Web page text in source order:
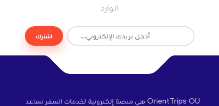
الوارد
اشترك
OrientTrips OÜ هي منصة إلكترونية لخدمات السفر تساعد